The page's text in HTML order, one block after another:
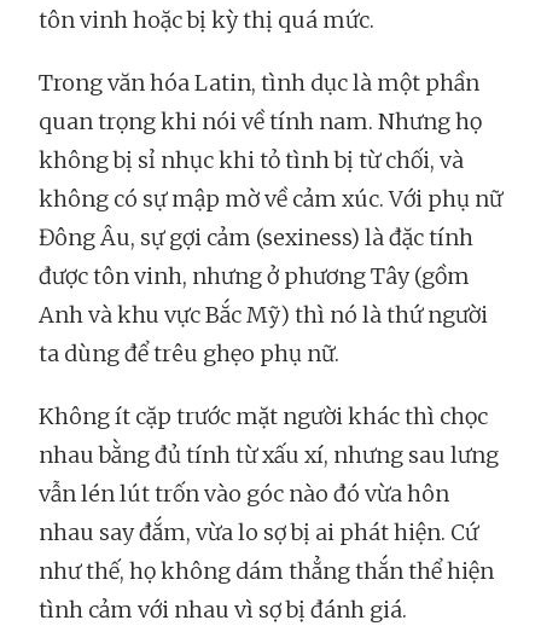
tôn vinh hoặc bị kỳ thị quá mức.
Trong văn hóa Latin, tình dục là một phần
quan trọng khi nói về tính nam. Nhưng họ
không bị sỉ nhục khi tỏ tình bị từ chối, và
không có sự mập mờ về cảm xúc. Với phụ nữ
Đông Âu, sự gợi cảm (sexiness) là đặc tính
được tôn vinh, nhưng ở phương Tây (gồm
Anh và khu vực Bắc Mỹ) thì nó là thứ người
ta dùng để trêu ghẹo phụ nữ.
Không ít cặp trước mặt người khác thì chọc
nhau bằng đủ tính từ xấu xí, nhưng sau lưng
vẫn lén lút trốn vào góc nào đó vừa hôn
nhau say đắm, vừa lo sợ bị ai phát hiện. Cứ
như thế, họ không dám thẳng thắn thể hiện
tình cảm với nhau vì sợ bị đánh giá.